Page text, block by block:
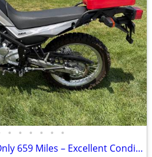
• • • • • •
2021 Yamaha XT250 – Only 659 Miles – Excellent Condition